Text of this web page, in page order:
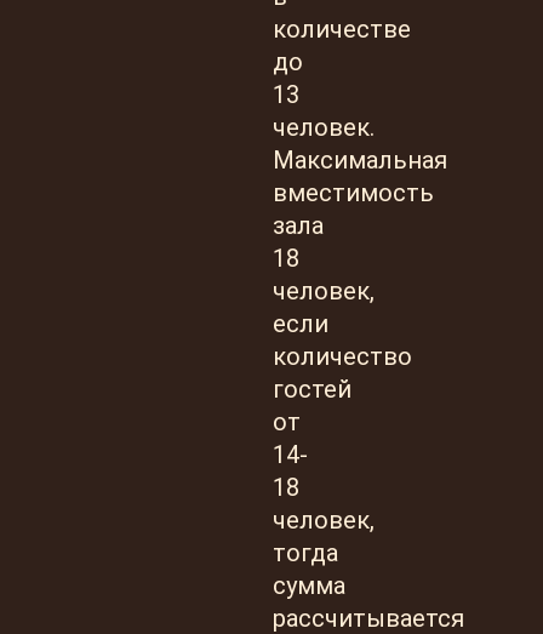
количестве
до
13
человек.
Максимальная
вместимость
зала
18
человек,
если
количество
гостей
от
14-
18
человек,
тогда
сумма
рассчитывается